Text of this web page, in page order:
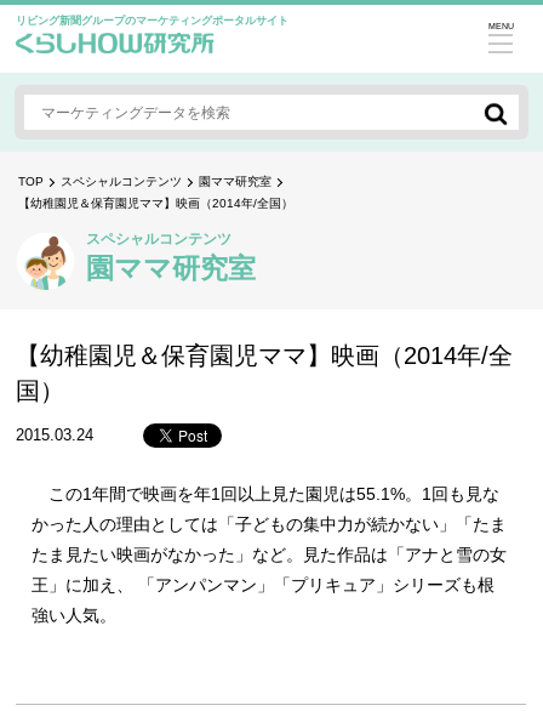
リビング新聞グループのマーケティングポータルサイト MENU
TOP スペシャルコンテンツ
園ママ研究室
【幼稚園児＆保育園児ママ】映画（2014年/全国）
スペシャルコンテンツ
園ママ研究室
【幼稚園児＆保育園児ママ】映画（2014年/全
国）
2015.03.24
この1年間で映画を年1回以上見た園児は55.1%。1回も見な
かった人の理由としては「子どもの集中力が続かない」「たま
たま見たい映画がなかった」など。見た作品は「アナと雪の女
王」に加え、 「アンパンマン」「プリキュア」シリーズも根
強い人気。